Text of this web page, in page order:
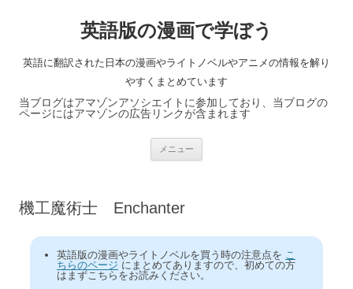
英語版の漫画で学ぼう
英語に翻訳された日本の漫画やライトノベルやアニメの情報を解り
やすくまとめています
当ブログはアマゾンアソシエイトに参加しており、当ブログの
ページにはアマゾンの広告リンクが含まれます
メニュー
機工魔術士 Enchanter
英語版の漫画やライトノベルを買う時の注意点を こ
ちらのページ にまとめてありますので、初めての方
はまずこちらをお読みください。